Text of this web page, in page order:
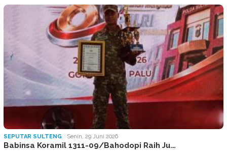
SEPUTAR SULTENG Senin, 29 Juni 2026
Babinsa Koramil 1311-09/Bahodopi Raih Ju…